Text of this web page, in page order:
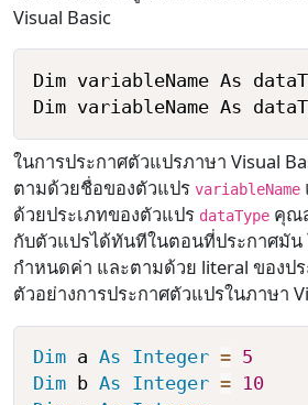
Visual Basic
Dim variableName As
ในการประกาศตัวแปรภาษา Visual
ตามด้วยชื่อของตัวแปรvariableName
ด้วยประเภทของตัวแปร dataType คุณ
กับตัวแปรได้ทันทีในตอนที่ประกาศมัน
กำหนดค่า และตามด้วย literal ของป
ตัวอย่างการประกาศตัวแปรในภาษา
Dim a As Integer = 5
Dim b As Integer =
10